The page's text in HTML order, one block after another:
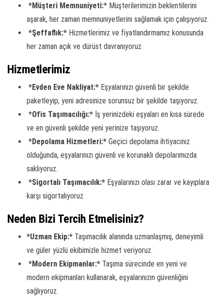
*Müşteri Memnuniyeti:* Müşterilerimizin beklentilerini
aşarak, her zaman memnuniyetlerini sağlamak için çalışıyoruz.
*Şeffaflık:* Hizmetlerimiz ve fiyatlandırmamız konusunda
her zaman açık ve dürüst davranıyoruz.
Hizmetlerimiz
*Evden Eve Nakliyat:* Eşyalarınızı güvenli bir şekilde
paketleyip, yeni adresinize sorunsuz bir şekilde taşıyoruz.
*Ofis Taşımacılığı:* İş yerinizdeki eşyaları en kısa sürede
ve en güvenli şekilde yeni yerinize taşıyoruz.
*Depolama Hizmetleri:* Geçici depolama ihtiyacınız
olduğunda, eşyalarınızı güvenli ve korunaklı depolarımızda
saklıyoruz.
*Sigortalı Taşımacılık:* Eşyalarınızı olası zarar ve kayıplara
karşı sigortalıyoruz.
Neden Bizi Tercih Etmelisiniz?
*Uzman Ekip:* Taşımacılık alanında uzmanlaşmış, deneyimli
ve güler yüzlü ekibimizle hizmet veriyoruz.
*Modern Ekipmanlar:* Taşıma sürecinde en yeni ve
modern ekipmanları kullanarak, eşyalarınızın güvenliğini
sağlıyoruz.